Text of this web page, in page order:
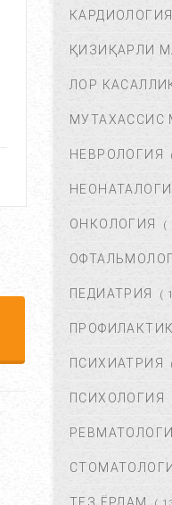
БОШ
КАРДИОЛОГИЯ
ҚИЗИҚАРЛИ
ЛОР
МУТАХАССИС
НЕВРОЛОГИЯ
ОНКОЛОГИЯ (
ПЕДИАТРИЯ (
ПСИХИАТРИЯ
ПСИХОЛОГИЯ